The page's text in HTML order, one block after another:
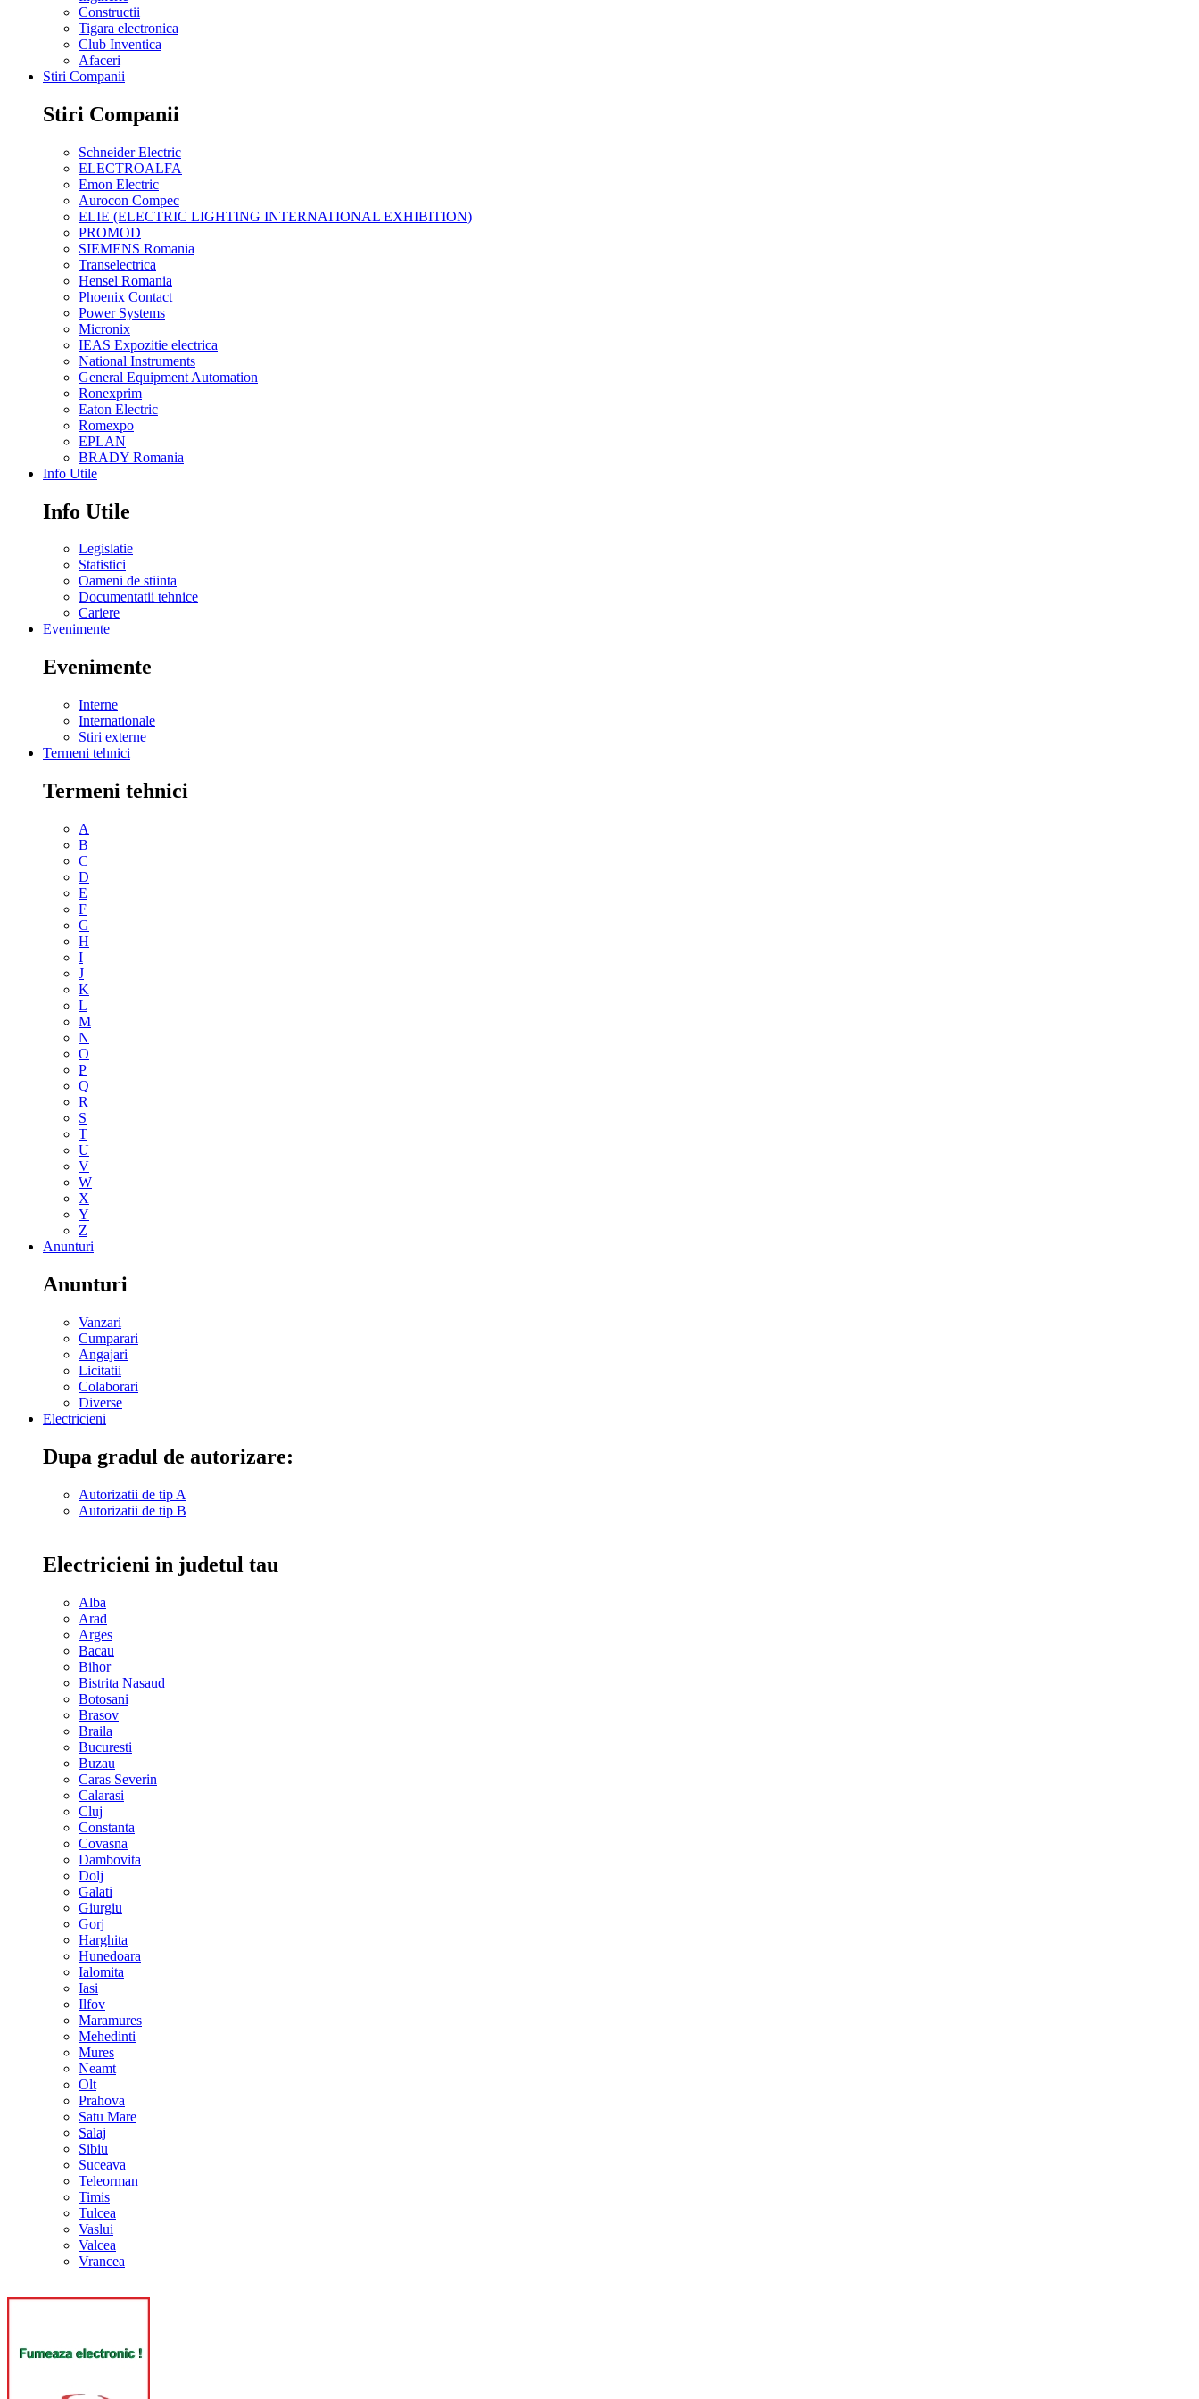
Constructii
Tigara electronica
Club Inventica
Afaceri
Stiri Companii
Stiri Companii
Schneider Electric
ELECTROALFA
Emon Electric
Aurocon Compec
ELIE (ELECTRIC LIGHTING INTERNATIONAL EXHIBITION)
PROMOD
SIEMENS Romania
Transelectrica
Hensel Romania
Phoenix Contact
Power Systems
Micronix
IEAS Expozitie electrica
National Instruments
General Equipment Automation
Ronexprim
Eaton Electric
Romexpo
EPLAN
BRADY Romania
Info Utile
Info Utile
Legislatie
Statistici
Oameni de stiinta
Documentatii tehnice
Cariere
Evenimente
Evenimente
Interne
Internationale
Stiri externe
Termeni tehnici
Termeni tehnici
A
B
C
D
E
F
G
H
I
J
K
L
M
N
O
P
Q
R
S
T
U
V
W
X
Y
Z
Anunturi
Anunturi
Vanzari
Cumparari
Angajari
Licitatii
Colaborari
Diverse
Electricieni
Dupa gradul de autorizare:
Autorizatii de tip A
Autorizatii de tip B
Electricieni in judetul tau
Alba
Arad
Arges
Bacau
Bihor
Bistrita Nasaud
Botosani
Brasov
Braila
Bucuresti
Buzau
Caras Severin
Calarasi
Cluj
Constanta
Covasna
Dambovita
Dolj
Galati
Giurgiu
Gorj
Harghita
Hunedoara
Ialomita
Iasi
Ilfov
Maramures
Mehedinti
Mures
Neamt
Olt
Prahova
Satu Mare
Salaj
Sibiu
Suceava
Teleorman
Timis
Tulcea
Vaslui
Valcea
Vrancea